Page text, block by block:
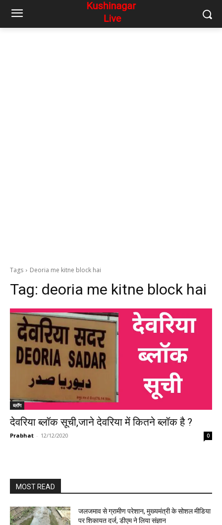
Tags Deoria me kitne block hai
Tag: deoria me kitne block hai
ब्लॉग
देवरिया ब्लॉक सूची,जाने देवरिया में कितने ब्लॉक है ?
Prabhat - 12/12/2020 0
MOST READ
जलजमाव से ग्रामीण परेशान, मुख्यमंत्री के सोशल मीडिया
पर शिकायत दर्ज, डीएम ने लिया संज्ञान